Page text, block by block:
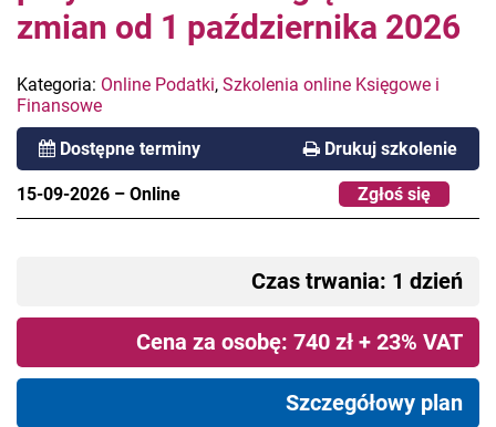
zmian od 1 października 2026
Kategoria: Online Podatki, Szkolenia online Księgowe i
Finansowe
Dostępne terminy Drukuj szkolenie
15-09-2026 – Online Zgłoś się
Czas trwania: 1 dzień
Cena za osobę: 740 zł + 23% VAT
Szczegółowy plan